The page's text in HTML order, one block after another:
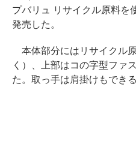
プバリュ リサイクル原料を
発売した。
本体部分にはリサイクル
く）、上部はコの字型ファ
た。取っ手は肩掛けもでき